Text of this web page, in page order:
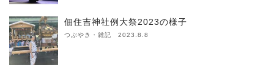
佃住吉神社例大祭2023の様子
つぶやき・雑記 2023.8.8